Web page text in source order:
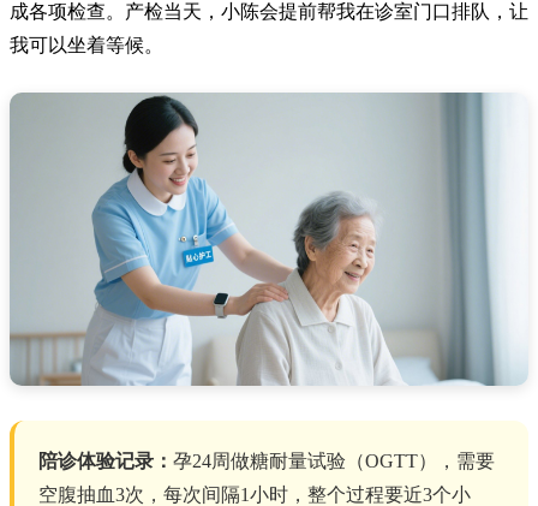
成各项检查。产检当天，小陈会提前帮我在诊室门口排队，让
我可以坐着等候。
陪诊体验记录： 孕24周做糖耐量试验（OGTT），需要
空腹抽血3次，每次间隔1小时，整个过程要近3个小